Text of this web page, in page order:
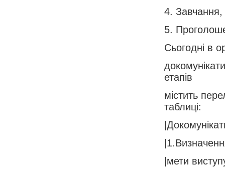
4. Завчання,
5.
Сьогодні в
етапів
містить
таблиці:
|мети